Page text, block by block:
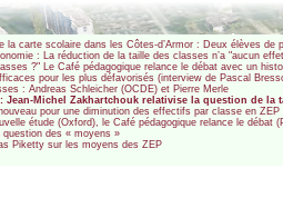
la carte scolaire dans les Côtes-d’Armor : Deux élèves de
: La réduction de la taille des classes n’a "aucun
?" Le Café pédagogique relance le débat avec un
pour les plus défavorisés (interview de Pascal
: Andreas Schleicher (OCDE) et Pierre Merle
Jean-Michel Zakhartchouk relativise la question de la
pour une diminution des effectifs par classe en ZEP
étude (Oxford), le Café pédagogique relance le
question des « moyens »
Piketty sur les moyens des ZEP